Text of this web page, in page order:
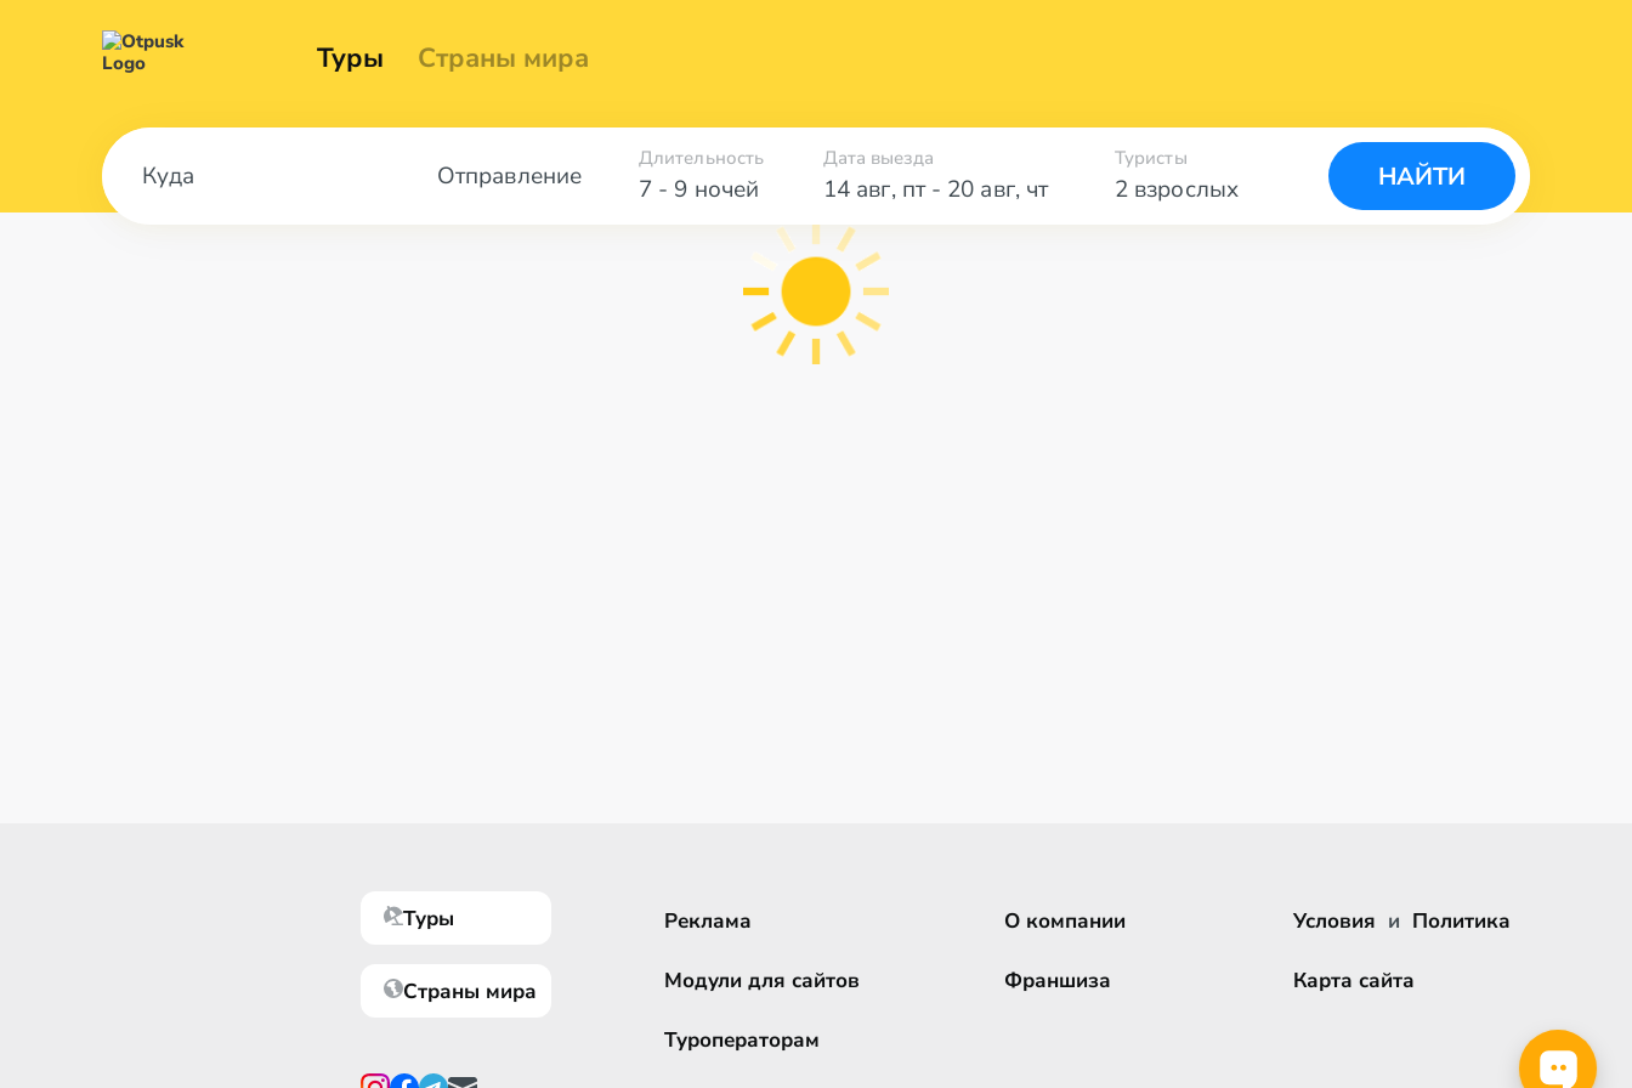
Туры Страны мира
Отправление 7 - 9 ночей
Длительность Дата выезда
14 авг, пт- 20 авг, чт 2 взрослых
Туристы
НАЙТИ
Туры
Страны мира
Реклама
Модули для сайтов
Туроператорам
О компании
Франшиза
Условия и Политика
Карта сайта